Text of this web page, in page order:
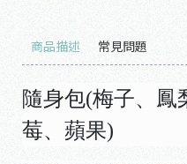
商品描述 常見問題
隨身包(梅子、鳳
莓、蘋果)